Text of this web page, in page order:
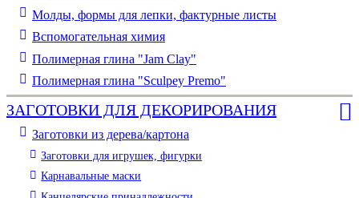
Молды, формы для лепки, фактурные листы
Вспомогательная химия
Полимерная глина "Jam Clay"
Полимерная глина "Sculpey Premo"
ЗАГОТОВКИ ДЛЯ ДЕКОРИРОВАНИЯ
Заготовки из дерева/картона
Заготовки для игрушек, фигурки
Карнавальные маски